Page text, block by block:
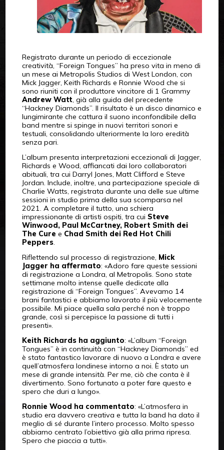
Registrato durante un periodo di eccezionale
creatività, “Foreign Tongues” ha preso vita in meno di
un mese ai Metropolis Studios di West London, con
Mick Jagger, Keith Richards e Ronnie Wood che si
sono riuniti con il produttore vincitore di 1 Grammy
Andrew Watt, già alla guida del precedente
“Hackney Diamonds”. Il risultato è un disco dinamico e
lungimirante che cattura il suono inconfondibile della
band mentre si spinge in nuovi territori sonori e
testuali, consolidando ulteriormente la loro eredità
senza pari.
L’album presenta interpretazioni eccezionali di Jagger,
Richards e Wood, affiancati dai loro collaboratori
abituali, tra cui Darryl Jones, Matt Clifford e Steve
Jordan. Include, inoltre, una partecipazione speciale di
Charlie Watts, registrata durante una delle sue ultime
sessioni in studio prima della sua scomparsa nel
2021. A completare il tutto, una schiera
impressionante di artisti ospiti, tra cui Steve
Winwood, Paul McCartney, Robert Smith dei
The Cure e Chad Smith dei Red Hot Chili
Peppers.
Riflettendo sul processo di registrazione, Mick
Jagger ha affermato: «Adoro fare queste sessioni
di registrazione a Londra, al Metropolis. Sono state
settimane molto intense quelle dedicate alla
registrazione di “Foreign Tongues”. Avevamo 14
brani fantastici e abbiamo lavorato il più velocemente
possibile. Mi piace quella sala perché non è troppo
grande, così si percepisce la passione di tutti i
presenti».
Keith Richards ha aggiunto: «L’album “Foreign
Tongues” è in continuità con “Hackney Diamonds” ed
è stato fantastico lavorare di nuovo a Londra e avere
quell’atmosfera londinese intorno a noi. È stato un
mese di grande intensità. Per me, ciò che conta è il
divertimento. Sono fortunato a poter fare questo e
spero che duri a lungo».
Ronnie Wood ha commentato: «L’atmosfera in
studio era davvero creativa e tutta la band ha dato il
meglio di sé durante l’intero processo. Molto spesso
abbiamo centrato l’obiettivo già alla prima ripresa.
Spero che piaccia a tutti».